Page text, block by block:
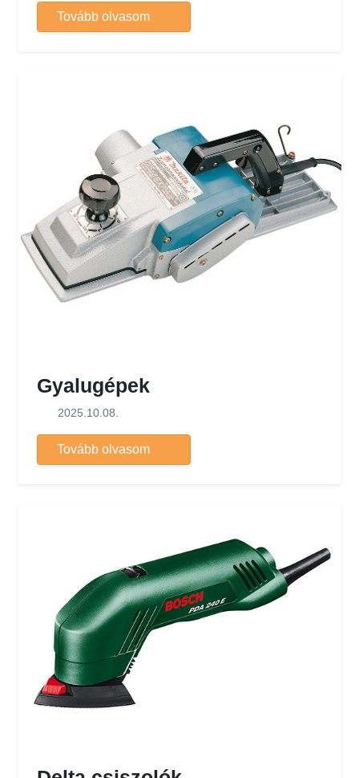
Tovább olvasom
Gyalugépek
2025.10.08.
Tovább olvasom